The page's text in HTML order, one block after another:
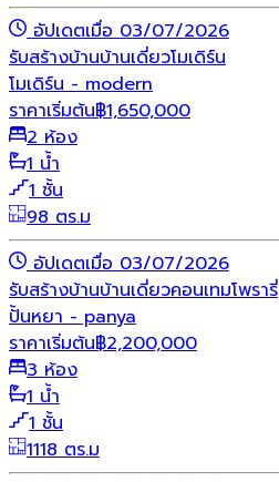
อัปเดตเมื่อ 03/07/2026
รับสร้างบ้านบ้านเดี่ยวโมเดิร์น
โมเดิร์น - modern
ราคาเริ่มต้น฿1,650,000
2 ห้อง
1 น้ำ
1 ชั้น
98 ตร.ม
อัปเดตเมื่อ 03/07/2026
รับสร้างบ้านบ้านเดี่ยวคอนเทมโพรารี่
ปั้นหยา - panya
ราคาเริ่มต้น฿2,200,000
3 ห้อง
1 น้ำ
1 ชั้น
1118 ตร.ม